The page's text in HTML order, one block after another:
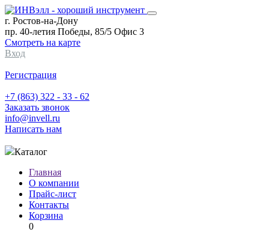
г. Ростов-на-Дону
пр. 40-летия Победы, 85/5 Офис 3
Смотреть на карте
Вход
Регистрация
+7 (863) 322 - 33 - 62
Заказать звонок
info@invell.ru
Написать нам
Каталог
Главная
О компании
Прайс-лист
Контакты
Корзина
0